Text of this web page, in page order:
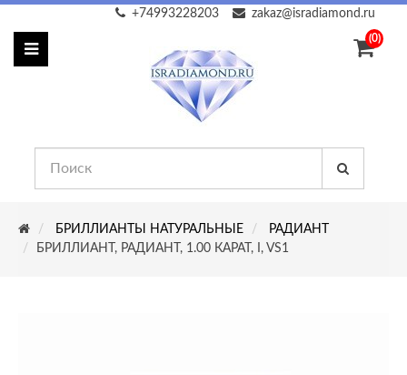
zakaz@isradiamond.ru
+74993228203
(0)
БРИЛЛИАНТЫ НАТУРАЛЬНЫЕ
РАДИАНТ
БРИЛЛИАНТ, РАДИАНТ, 1.00 КАРАТ, I, VS1